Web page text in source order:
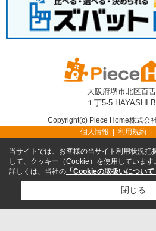
大阪府堺市北区百
１丁5-5 HAYASHI
Copyright(c) Piece Home株式会
個人情報
利用規約
当サイトでは、お客様の当サイト利用状況把
して、クッキー（Cookie）を使用しています。
詳しくは、当社の 「Cookieの取扱いについて
閉じる